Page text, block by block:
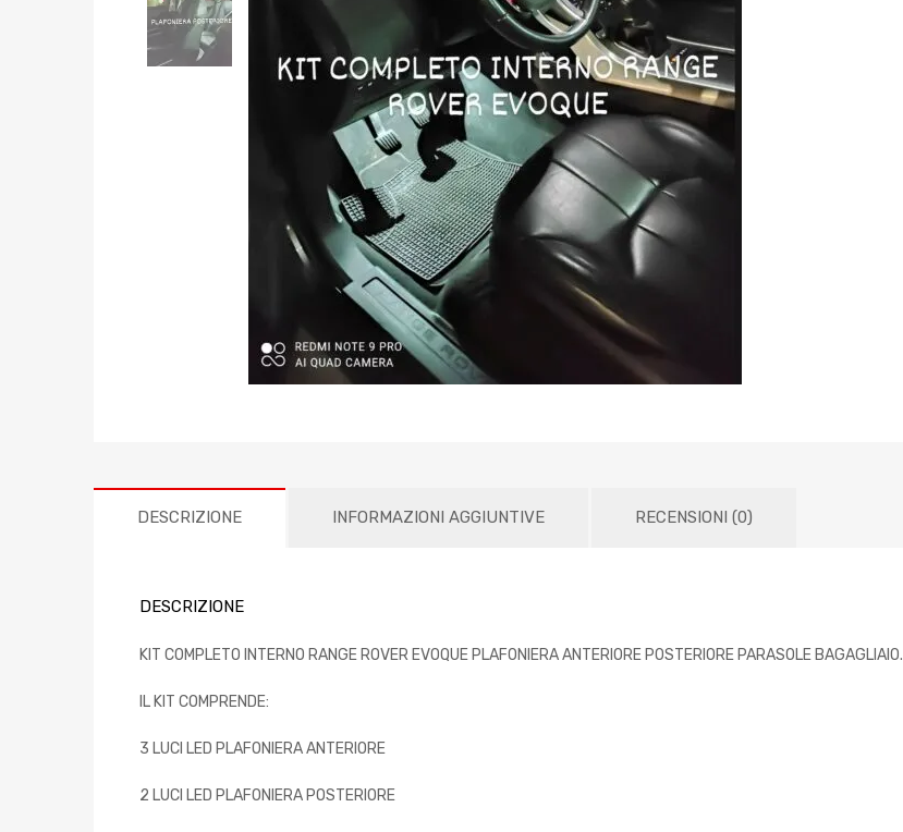
DESCRIZIONE INFORMAZIONI AGGIUNTIVE RECENSIONI (0)
DESCRIZIONE
KIT COMPLETO INTERNO RANGE ROVER EVOQUE PLAFONIERA ANTERIORE POSTERIORE PARASOLE BAGAGLIAIO.
IL KIT COMPRENDE:
3 LUCI LED PLAFONIERA ANTERIORE
2 LUCI LED PLAFONIERA POSTERIORE